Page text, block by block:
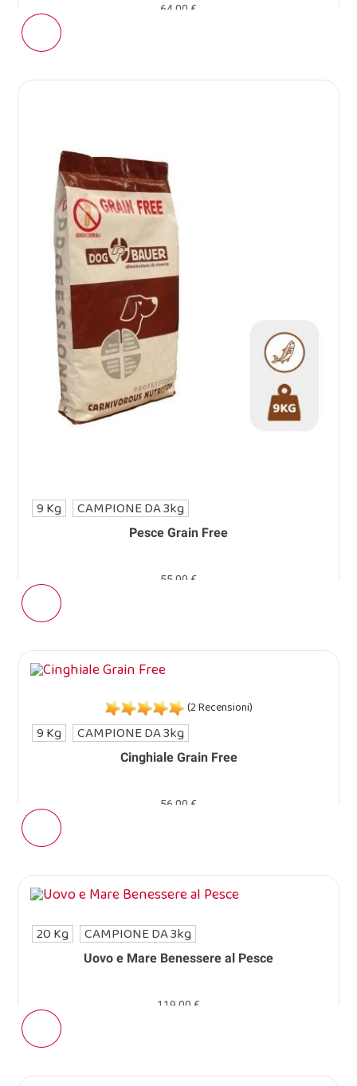
64,00 €
Pesce Grain Free
55,00 €
9 Kg CAMPIONE DA 3kg
Cinghiale Grain Free
(2 Recensioni)
56,00 €
9 Kg CAMPIONE DA 3kg
Uovo e Mare Benessere al Pesce
119,00 €
20 Kg CAMPIONE DA 3kg